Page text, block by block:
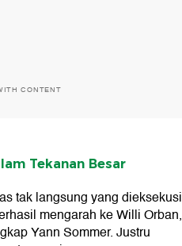
CONTENT
Tekanan Besar
tak langsung yang dieksekusi
mengarah ke Willi Orban,
Yann Sommer. Justru